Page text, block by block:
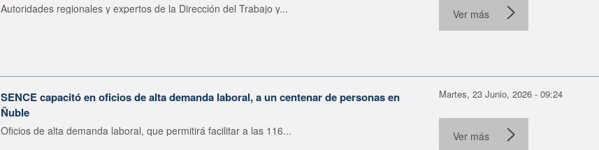
Autoridades regionales y expertos de la Dirección del Trabajo y... Ver más
SENCE capacitó en oficios de alta demanda laboral, a un centenar de personas en
Ñuble
Oficios de alta demanda laboral, que permitirá facilitar a las 116...
Martes, 23 Junio, 2026 - 09:24
Ver más